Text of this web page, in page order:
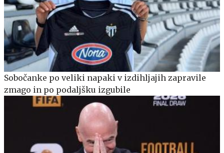
Sobočanke po veliki napaki v izdihljajih zapravile
zmago in po podaljšku izgubile